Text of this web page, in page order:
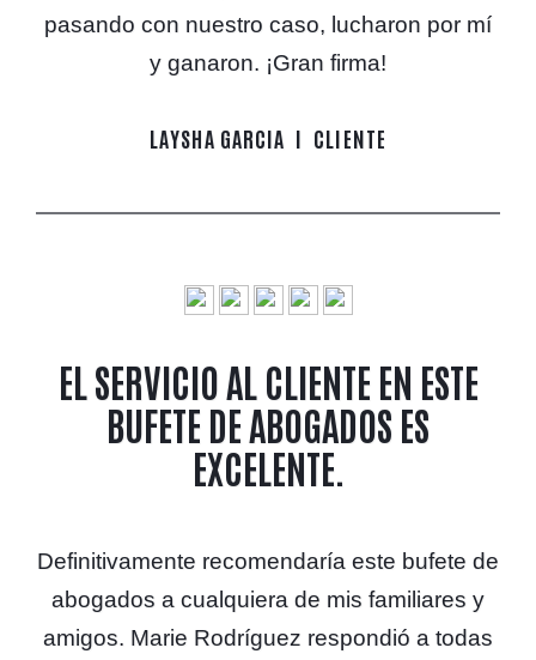
pasando con nuestro caso, lucharon por mí
y ganaron. ¡Gran firma!
LAYSHA GARCIA CLIENTE
EL SERVICIO AL CLIENTE EN ESTE
BUFETE DE ABOGADOS ES
EXCELENTE.
Definitivamente recomendaría este bufete de
abogados a cualquiera de mis familiares y
amigos. Marie Rodríguez respondió a todas